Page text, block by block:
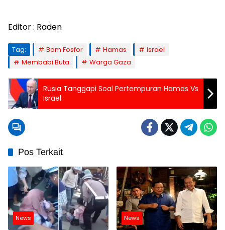
Editor : Raden
Tag: Bom Fosfor Hamas
Israel
Membabi Buta
Warga Gaza
Rusia Tanggapi Soal Pertempuran Hamas Vs
Israel
Pos Terkait
News News